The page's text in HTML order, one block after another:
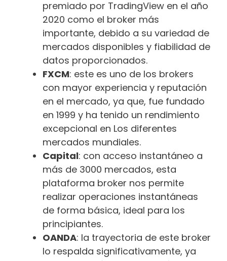
premiado por TradingView en el año
2020 como el broker más
importante, debido a su variedad de
mercados disponibles y fiabilidad de
datos proporcionados.
FXCM: este es uno de los brokers
con mayor experiencia y reputación
en el mercado, ya que, fue fundado
en 1999 y ha tenido un rendimiento
excepcional en Los diferentes
mercados mundiales.
Capital: con acceso instantáneo a
más de 3000 mercados, esta
plataforma broker nos permite
realizar operaciones instantáneas
de forma básica, ideal para los
principiantes.
OANDA: la trayectoria de este broker
lo respalda significativamente, ya